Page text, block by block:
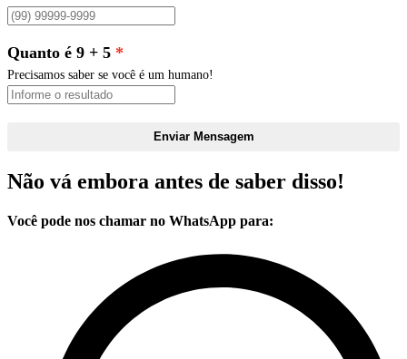
Quanto é 9 + 5
Precisamos saber se você é um humano!
Enviar Mensagem
Não vá embora antes de saber disso!
Você pode nos chamar no WhatsApp para: